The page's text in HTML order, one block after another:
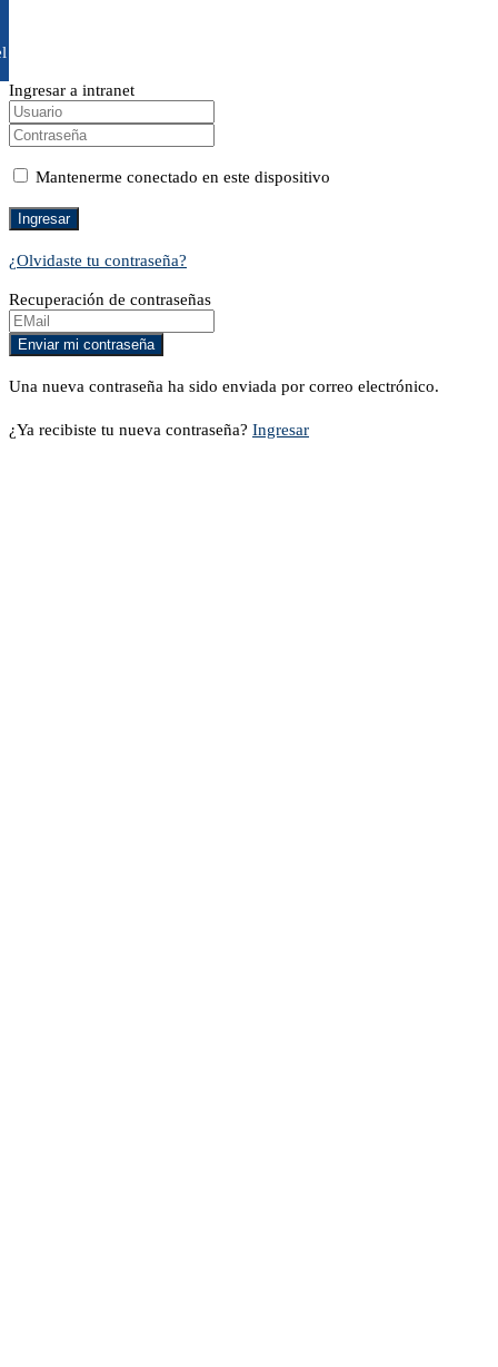
Ingresar a intranet
Mantenerme conectado en este dispositivo
¿Olvidaste tu contraseña?
Recuperación de contraseñas
Una nueva contraseña ha sido enviada por correo electrónico.
¿Ya recibiste tu nueva contraseña? Ingresar